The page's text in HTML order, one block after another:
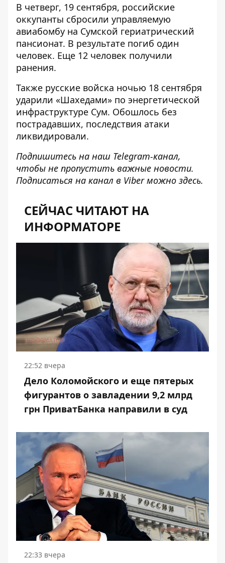
В четверг, 19 сентября, российские
оккупанты сбросили управляемую
авиабомбу на Сумской гериатрический
пансионат. В результате погиб один
человек. Еще 12 человек получили
ранения.
Также русские войска ночью 18 сентября
ударили «Шахедами» по энергетической
инфраструктуре Сум. Обошлось без
пострадавших, последствия атаки
ликвидировали.
Подпишитесь на наш Telegram-канал,
чтобы не пропустить важные новости.
Подписаться на канал в Viber можно здесь.
СЕЙЧАС ЧИТАЮТ НА
ИНФОРМАТОРЕ
22:52 вчера
Дело Коломойского и еще пятерых
фигурантов о завладении 9,2 млрд
грн ПриватБанка направили в суд
22:33 вчера